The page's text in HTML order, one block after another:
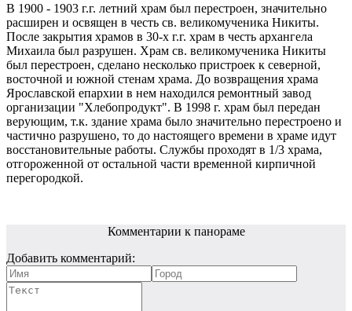
В 1900 - 1903 г.г. летний храм был перестроен, значительно
расширен и освящен в честь св. великомученика Никиты.
После закрытия храмов в 30-х г.г. храм в честь архангела
Михаила был разрушен. Храм св. великомученика Никиты
был перестроен, сделано несколько пристроек к северной,
восточной и южной стенам храма. До возвращения храма
Ярославской епархии в нем находился ремонтный завод
организации "Хлебопродукт". В 1998 г. храм был передан
верующим, т.к. здание храма было значительно перестроено и
частично разрушено, то до настоящего времени в храме идут
восстановительные работы. Службы проходят в 1/3 храма,
отгороженной от остальной части временной кирпичной
перегородкой.
Комментарии к панораме
Добавить комментарий: